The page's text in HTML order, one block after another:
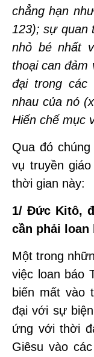
chẳng hạn
123); sự quan
nhỏ bé nhất
thoại can
đại trong các
nhau của nó
Hiến chế mục
Qua đó
vụ truyền
thời gian này:
1/ Đức Kitô,
cần phải loan
Một trong
việc loan báo
biến mất vào
đại với sự
ứng với thời
Giêsu vào